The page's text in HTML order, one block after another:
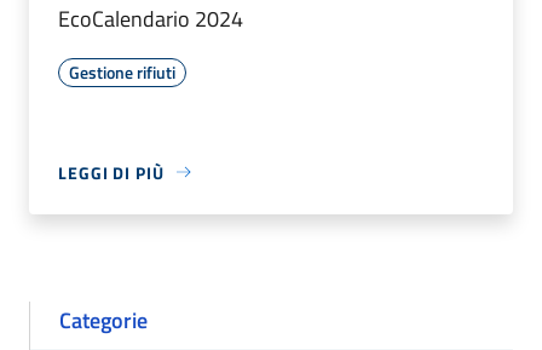
EcoCalendario 2024
Gestione rifiuti
LEGGI DI PIÙ
Categorie